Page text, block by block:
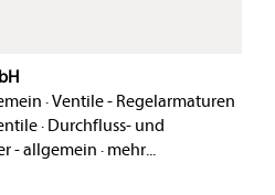
·Ventile - Regelarmaturen
· Durchfluss- und
- allgemein · mehr...